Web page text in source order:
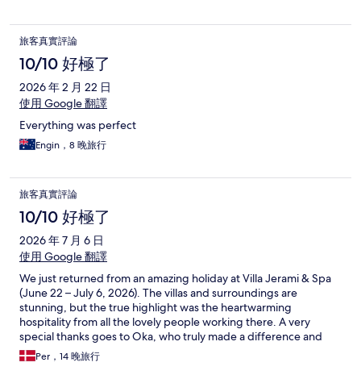
旅客真實評論
10/10 好極了
2026 年 2 月 22 日
使用 Google 翻譯
Everything was perfect
Engin，8 晚旅行
旅客真實評論
10/10 好極了
2026 年 7 月 6 日
使用 Google 翻譯
We just returned from an amazing holiday at Villa Jerami & Spa
(June 22 – July 6, 2026). The villas and surroundings are
stunning, but the true highlight was the heartwarming
hospitality from all the lovely people working there. A very
special thanks goes to Oka, who truly made a difference and
made us feel so welcome throughout our entire stay. The
service here is exceptional. When my daughter had her
Per，14 晚旅行